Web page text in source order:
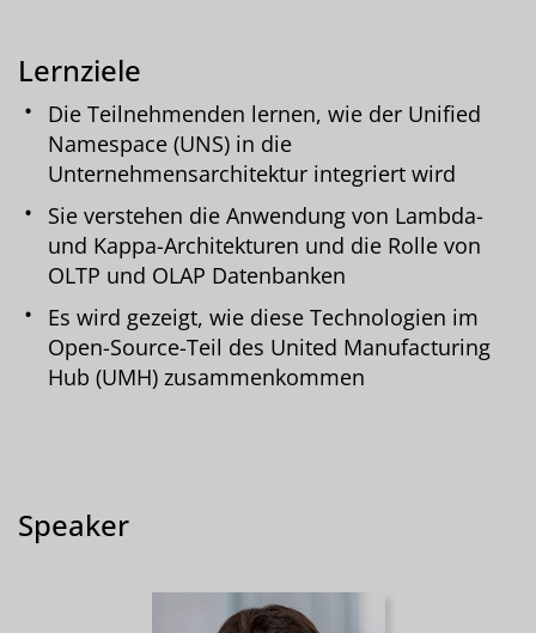
Lernziele
Die Teilnehmenden lernen, wie der Unified
Namespace (UNS) in die
Unternehmensarchitektur integriert wird
Sie verstehen die Anwendung von Lambda-
und Kappa-Architekturen und die Rolle von
OLTP und OLAP Datenbanken
Es wird gezeigt, wie diese Technologien im
Open-Source-Teil des United Manufacturing
Hub (UMH) zusammenkommen
Speaker